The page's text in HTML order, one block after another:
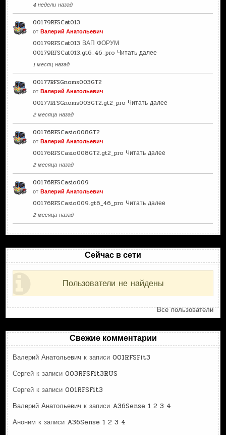
4 недели назад
00179RFSCat013
отВалерий Анатольевич
00179RFSCat013 ВАП ФОРУМ
00179RFSCat013.gt6_46_pro Читать далее
1 месяц назад
00177RFSGnoms003GT2
отВалерий Анатольевич
00177RFSGnoms003GT2.gt2_pro Читать далее
2 месяца назад
00176RFSCasio008GT2
отВалерий Анатольевич
00176RFSCasio008GT2.gt2_pro Читать далее
2 месяца назад
00176RFSCasio009
отВалерий Анатольевич
00176RFSCasio009.gt6_46_pro Читать далее
2 месяца назад
Сейчас в сети
Пользователи не найдены
Все пользователи
Свежие комментарии
Валерий Анатольевич к записи001RFSFit3
Сергей к записи003RFSFit3RUS
Сергей к записи001RFSFit3
Валерий Анатольевич к записи A36Sense 1 2 3 4
Аноним к записи A36Sense 1 2 3 4